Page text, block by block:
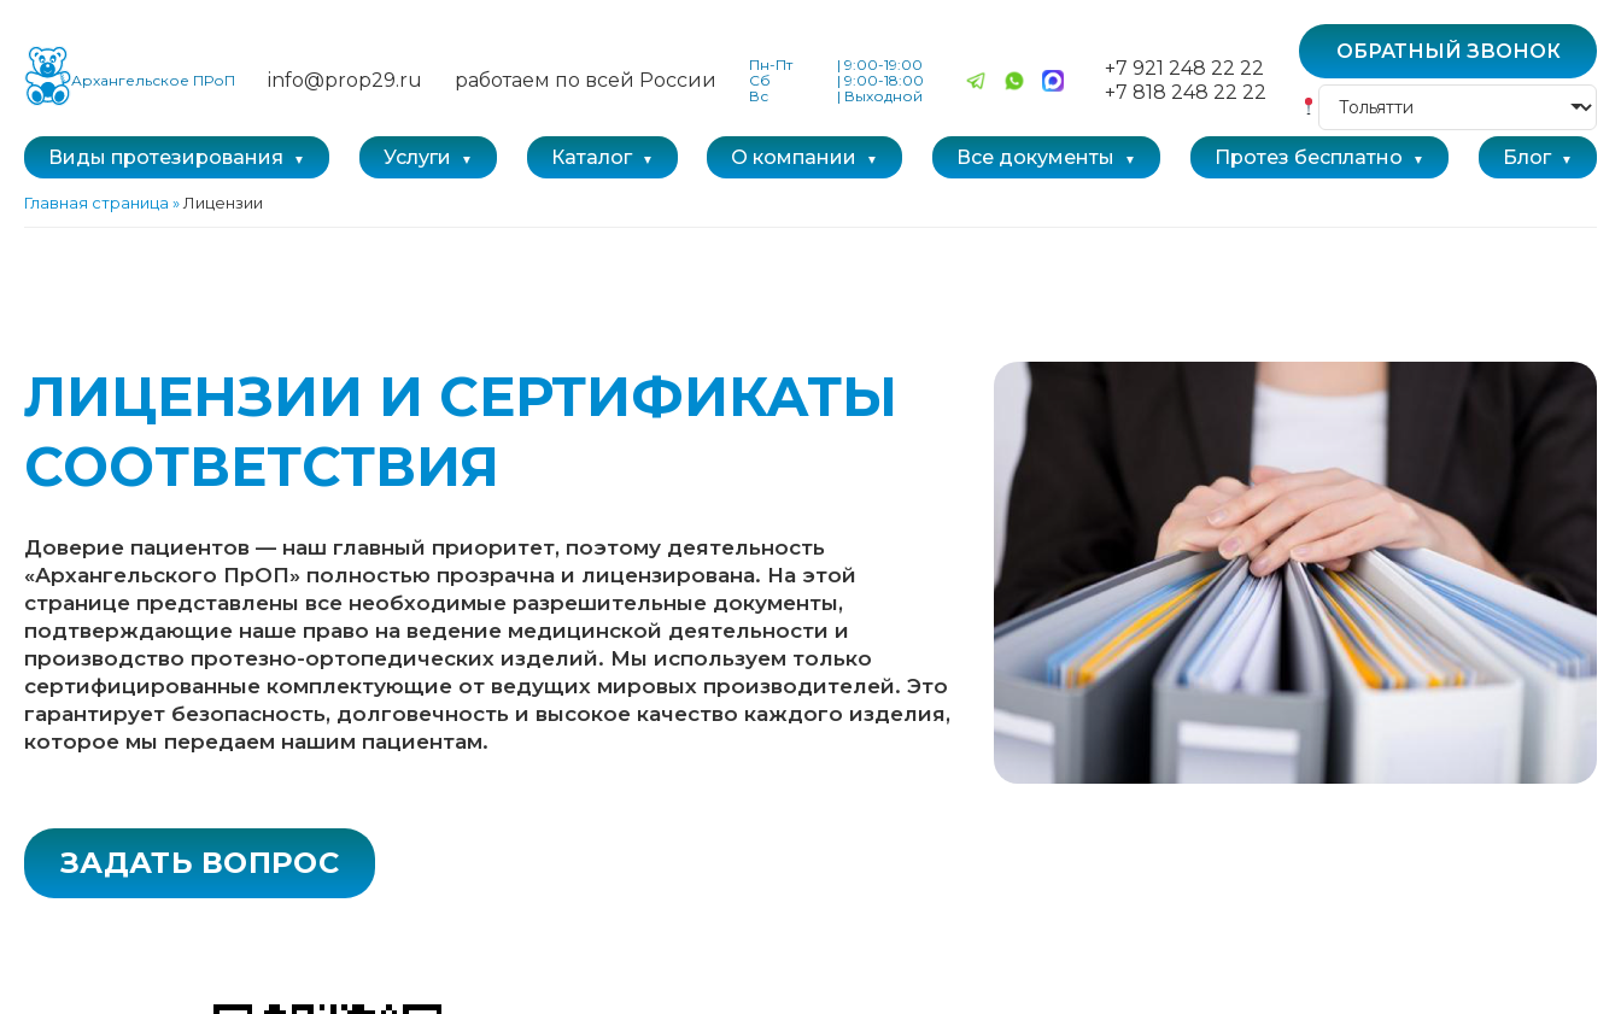
Архангельское ПРоП info@prop29.ru работаем по всей России
Пн-Пт | 9:00-19:00
Сб
| 9:00-18:00
Вс
| Выходной
+7 921 248 22 22
+7 818 248 22 22
ОБРАТНЫЙ ЗВОНОК
Виды протезирования Услуги Каталог О компании Все документы Протез бесплатно Блог
Главная страница » Лицензии
ЛИЦЕНЗИИ И СЕРТИФИКАТЫ
СООТВЕТСТВИЯ
Доверие пациентов — наш главный приоритет, поэтому деятельность
«Архангельского ПрОП» полностью прозрачна и лицензирована. На этой
странице представлены все необходимые разрешительные документы,
подтверждающие наше право на ведение медицинской деятельности и
производство протезно-ортопедических изделий. Мы используем только
сертифицированные комплектующие от ведущих мировых производителей. Это
гарантирует безопасность, долговечность и высокое качество каждого изделия,
которое мы передаем нашим пациентам.
ЗАДАТЬ ВОПРОС